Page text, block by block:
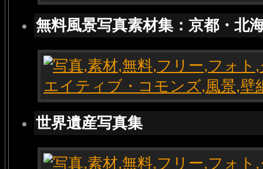
無料風景写真素材集：京都・北
世界遺産写真集